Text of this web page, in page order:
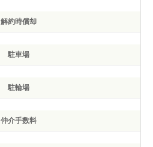
解約時償却
駐車場
駐輪場
仲介手数料